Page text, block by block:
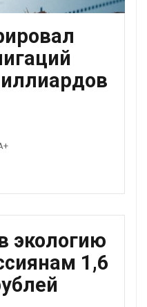
экологию
1,6